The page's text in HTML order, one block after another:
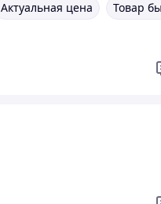
Актуальная цена
Товар